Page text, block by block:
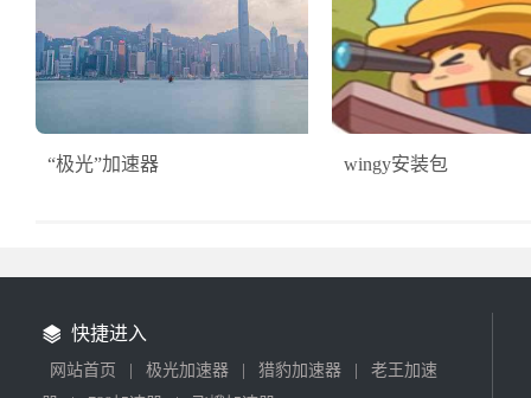
“极光”加速器 wingy安装包
快捷进入
网站首页 极光加速器 猎豹加速器
老王加速